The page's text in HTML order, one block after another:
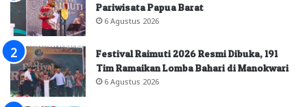
Pariwisata Papua Barat
6 Agustus 2026
Festival Raimuti 2026 Resmi Dibuka, 191
Tim Ramaikan Lomba Bahari di Manokwari
6 Agustus 2026